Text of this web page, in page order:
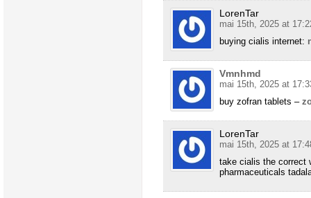
LorenTar
mai 15th, 2025 at
buying cialis internet:
Vmnhmd
mai 15th, 2025 at
buy zofran tablets –
LorenTar
mai 15th, 2025 at
take cialis the correct
pharmaceuticals